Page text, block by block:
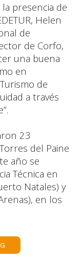
presencia de
Helen
de
de Corfo,
una buena
en
de
a través
23
del Paine
año se
Técnica en
Natales) y
en los
durante
Puerto